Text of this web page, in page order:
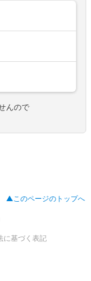
んので
▲このページのトップへ
に基づく表記